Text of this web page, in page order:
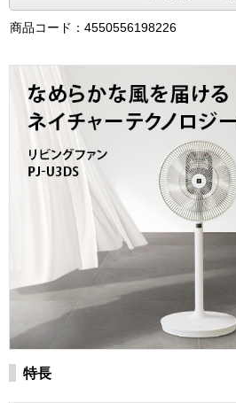
商品コード：4550556198226